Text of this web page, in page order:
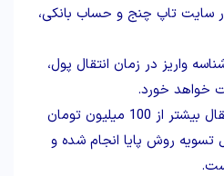
سایت تاپ چنج و حساب بانکی،
واریز در زمان انتقال پول،
خواهد خورد.
درصورتی که مبلغ انتقال بیشتر از 100 میلیون تومان
تسویه روش پایا انجام شده و